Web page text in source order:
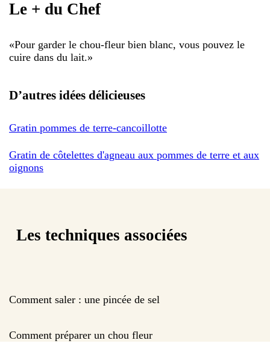
Le + du Chef
«Pour garder le chou-fleur bien blanc, vous pouvez le
cuire dans du lait.»
D’autres idées délicieuses
Gratin pommes de terre-cancoillotte
Gratin de côtelettes d'agneau aux pommes de terre et aux
oignons
Les techniques associées
Comment saler : une pincée de sel
Comment préparer un chou fleur